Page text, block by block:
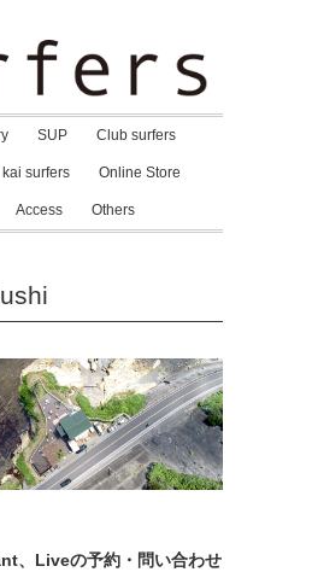
SUP Club surfers
kai surfers Online Store
Access Others
、Liveの予約・問い合わせ